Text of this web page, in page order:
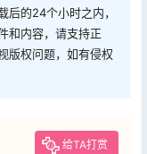
后的24个小时之内，
和内容，请支持正
版权问题，如有侵权
给TA打赏